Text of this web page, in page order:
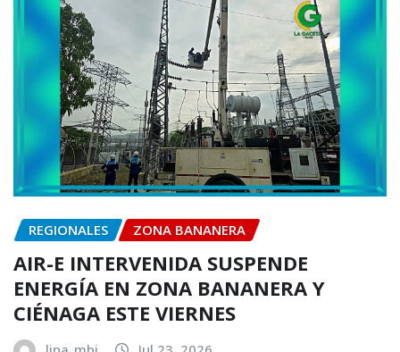
REGIONALES ZONA BANANERA
AIR-E INTERVENIDA SUSPENDE
ENERGÍA EN ZONA BANANERA Y
CIÉNAGA ESTE VIERNES